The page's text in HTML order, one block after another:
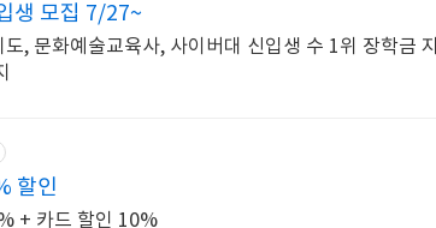
생 모집 7/27~
, 문화예술교육사, 사이버대 신입생 수 1위 장학금
할인
+ 카드 할인 10%